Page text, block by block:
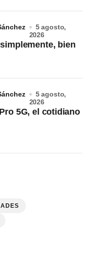
bien
5 agosto,
2026
5G, el cotidiano
5 agosto,
2026